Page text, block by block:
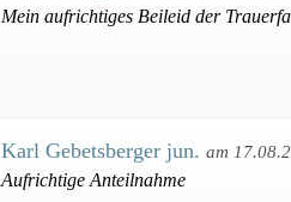
Mein aufrichtiges Beileid der
Karl Gebetsberger jun. am
Aufrichtige Anteilnahme